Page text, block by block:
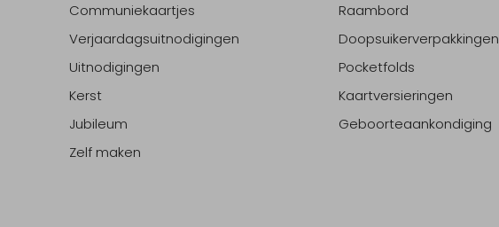
Communiekaartjes
Verjaardagsuitnodigingen
Uitnodigingen
Kerst
Jubileum
Zelf maken
Raambord
Doopsuikerverpakkingen
Pocketfolds
Kaartversieringen
Geboorteaankondiging